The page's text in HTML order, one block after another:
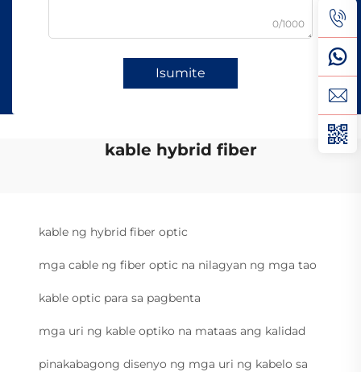
0/1000
Isumite
kable hybrid fiber
kable ng hybrid fiber optic
mga cable ng fiber optic na nilagyan ng mga tao
kable optic para sa pagbenta
mga uri ng kable optiko na mataas ang kalidad
pinakabagong disenyo ng mga uri ng kabelo sa